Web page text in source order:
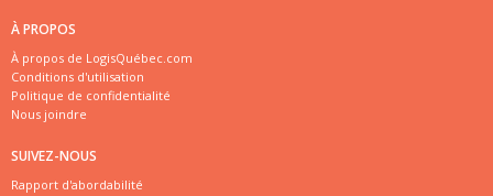
À PROPOS
À propos de LogisQuébec.com
Conditions d'utilisation
Politique de confidentialité
Nous joindre
SUIVEZ-NOUS
Rapport d'abordabilité